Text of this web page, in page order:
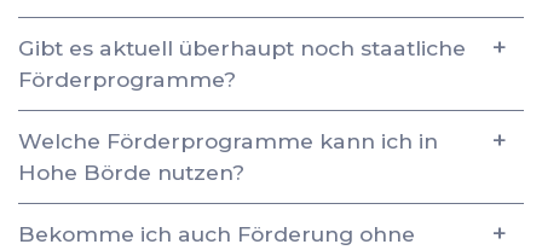
Gibt es aktuell überhaupt noch staatliche
Förderprogramme?
Welche Förderprogramme kann ich in
Hohe Börde nutzen?
Bekomme ich auch Förderung ohne